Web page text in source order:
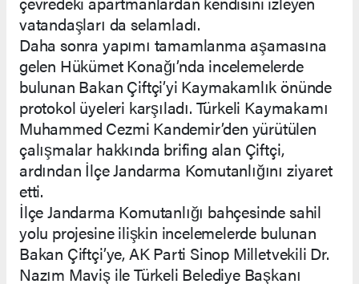
vatandaşları da selamladı.
Daha sonra yapımı tamamlanma aşamasına
gelen Hükümet Konağı’nda incelemelerde
bulunan Bakan Çiftçi’yi Kaymakamlık önünde
protokol üyeleri karşıladı. Türkeli Kaymakamı
Muhammed Cezmi Kandemir’den yürütülen
çalışmalar hakkında brifing alan Çiftçi,
ardından İlçe Jandarma Komutanlığını ziyaret
etti.
İlçe Jandarma Komutanlığı bahçesinde sahil
yolu projesine ilişkin incelemelerde bulunan
Bakan Çiftçi’ye, AK Parti Sinop Milletvekili Dr.
Nazım Maviş ile Türkeli Belediye Başkanı